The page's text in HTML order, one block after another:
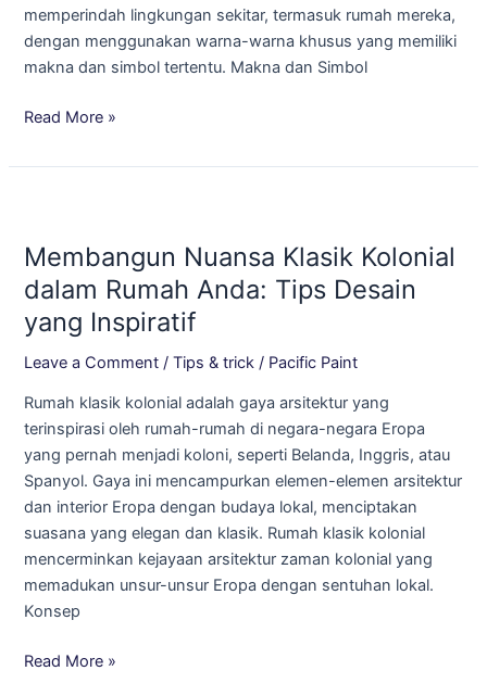
memperindah lingkungan sekitar, termasuk rumah mereka,
dengan menggunakan warna-warna khusus yang memiliki
makna dan simbol tertentu. Makna dan Simbol
Read More »
Membangun Nuansa Klasik Kolonial
dalam Rumah Anda: Tips Desain
yang Inspiratif
Leave a Comment /Tips & trick / Pacific Paint
Rumah klasik kolonial adalah gaya arsitektur yang
terinspirasi oleh rumah-rumah di negara-negara Eropa
yang pernah menjadi koloni, seperti Belanda, Inggris, atau
Spanyol. Gaya ini mencampurkan elemen-elemen arsitektur
dan interior Eropa dengan budaya lokal, menciptakan
suasana yang elegan dan klasik. Rumah klasik kolonial
mencerminkan kejayaan arsitektur zaman kolonial yang
memadukan unsur-unsur Eropa dengan sentuhan lokal.
Konsep
Klasik
Kolonial
Rumah
Anda:
Desain
yang
Inspiratif
Read More »